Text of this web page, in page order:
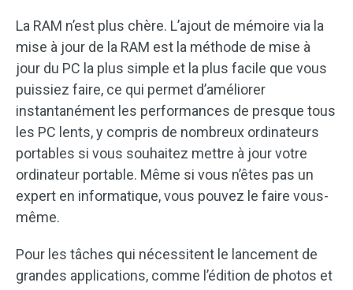
La RAM n’est plus chère. L’ajout de mémoire via la
mise à jour de la RAM est la méthode de mise à
jour du PC la plus simple et la plus facile que vous
puissiez faire, ce qui permet d’améliorer
instantanément les performances de presque tous
les PC lents, y compris de nombreux ordinateurs
portables si vous souhaitez mettre à jour votre
ordinateur portable. Même si vous n’êtes pas un
expert en informatique, vous pouvez le faire vous-
même.
Pour les tâches qui nécessitent le lancement de
grandes applications, comme l’édition de photos et